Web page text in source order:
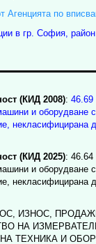
Агенцията по
в гр. София,
(КИД 2008): 46.69
и оборудване
некласифицирана
(КИД 2025): 46.64
и оборудване
некласифицирана
ИЗНОС,
НА
ТЕХНИКА И